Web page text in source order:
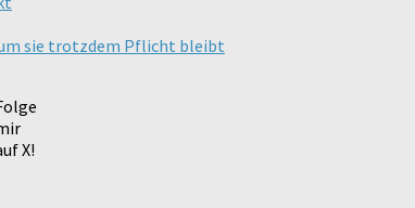
sie trotzdem Pflicht bleibt
X!